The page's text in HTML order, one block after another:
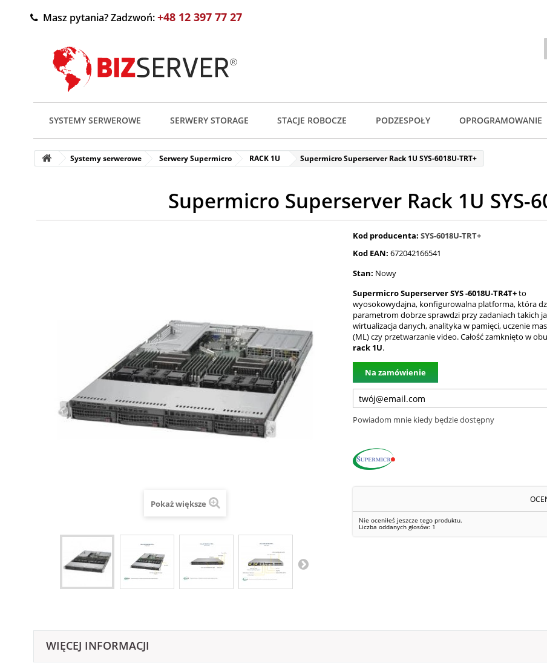
Masz pytania? Zadzwoń:+48 12 397 77 27
SYSTEMY SERWEROWE SERWERY STORAGE STACJE ROBOCZE PODZESPOŁY OPROGRAMOWANIE
Systemy serwerowe Serwery Supermicro RACK 1U Supermicro Superserver Rack 1U SYS-6018U-TRT+
Supermicro Superserver Rack 1U SYS-
Pokaż większe
Kod producenta: SYS-6018U-TRT+
Kod EAN: 672042166541
Stan: Nowy
Supermicro Superserver SYS -6018U-TR4T+to
wyosokowydajna, konfigurowalna platforma, która
parametrom dobrze sprawdzi przy zadaniach takich
wirtualizacja danych, analityka w pamięci, uczenie
(ML) czy przetwarzanie video. Całość zamknięto w
rack 1U.
Na zamówienie
Powiadom mnie kiedy będzie dostępny
Nie oceniłeś jeszcze tego produktu.
Liczba oddanych głosów: 1
WIĘCEJ INFORMACJI